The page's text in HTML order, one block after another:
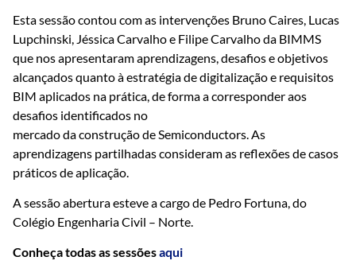
Esta sessão contou com as intervenções Bruno Caires, Lucas
Lupchinski, Jéssica Carvalho e Filipe Carvalho da BIMMS
que nos apresentaram aprendizagens, desafios e objetivos
alcançados quanto à estratégia de digitalização e requisitos
BIM aplicados na prática, de forma a corresponder aos
desafios identificados no
mercado da construção de Semiconductors. As
aprendizagens partilhadas consideram as reflexões de casos
práticos de aplicação.
A sessão abertura esteve a cargo de Pedro Fortuna, do
Colégio Engenharia Civil – Norte.
Conheça todas as sessõesaqui